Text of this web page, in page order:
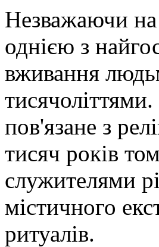
Незважаючи
однією з
вживання
пов'язане з
тисяч років
служителями
містичного
ритуалів.